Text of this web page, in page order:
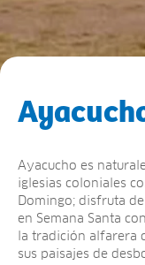
Ayacucho es
iglesias coloniales
Domingo; disfruta
en Semana Santa
la tradición alfarera
sus paisajes de